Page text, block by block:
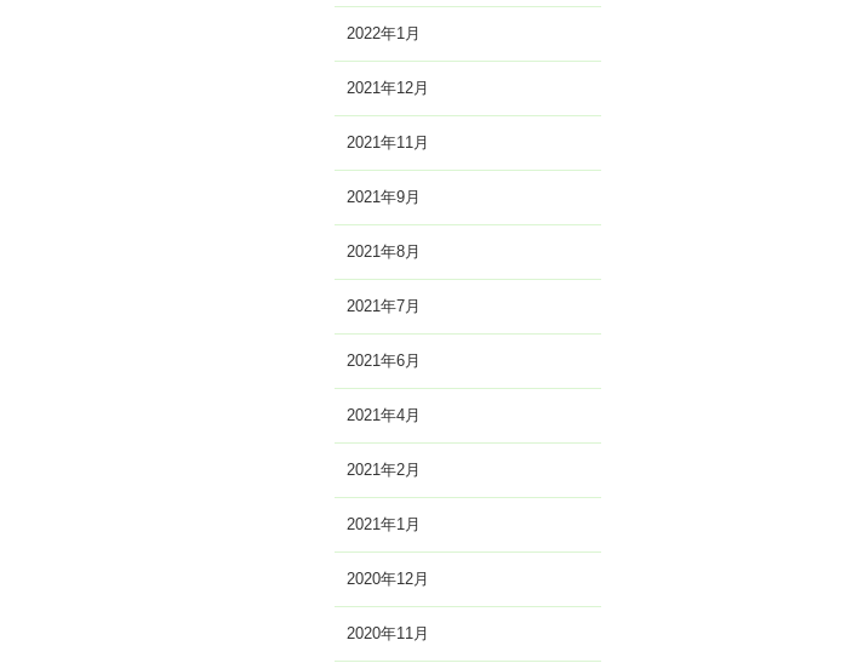
2022年1月
2021年12月
2021年11月
2021年9月
2021年8月
2021年7月
2021年6月
2021年4月
2021年2月
2021年1月
2020年12月
2020年11月